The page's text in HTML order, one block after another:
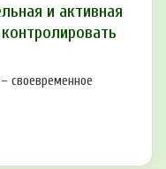
и активная
своевременное